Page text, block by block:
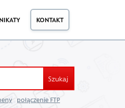
KONTAKT
Szukaj
połączenie FTP